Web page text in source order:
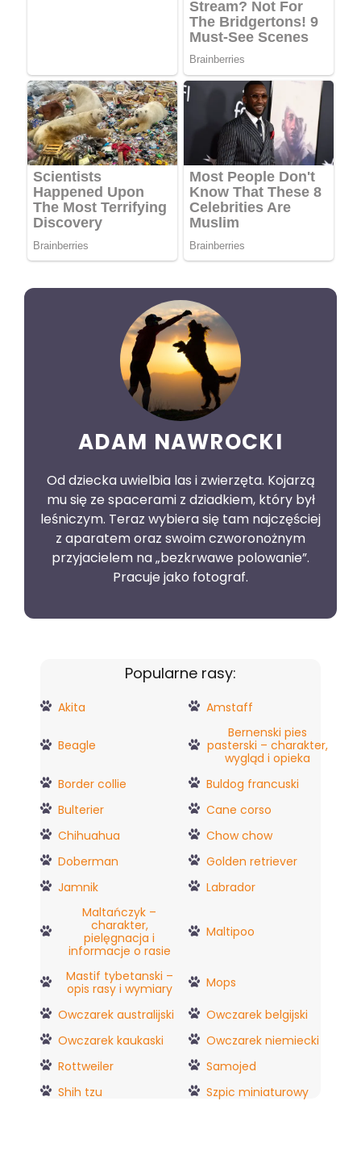
ADAM NAWROCKI
Od dziecka uwielbia las i zwierzęta. Kojarzą
mu się ze spacerami z dziadkiem, który był
leśniczym. Teraz wybiera się tam najczęściej
z aparatem oraz swoim czworonożnym
przyjacielem na „bezkrwawe polowanie”.
Pracuje jako fotograf.
Popularne rasy:
Akita Amstaff
Beagle
Bernenski pies
pasterski – charakter,
wygląd i opieka
Border collie
Buldog francuski
Bulterier
Cane corso
Chihuahua
Chow chow
Doberman
Golden retriever
Jamnik
Labrador
Maltańczyk –
charakter,
pielęgnacja i
informacje o rasie
Maltipoo
Mastif tybetanski –
opis rasy i wymiary
Mops
Owczarek australijski
Owczarek belgijski
Owczarek kaukaski
Owczarek niemiecki
Rottweiler
Samojed
Shih tzu
Szpic miniaturowy